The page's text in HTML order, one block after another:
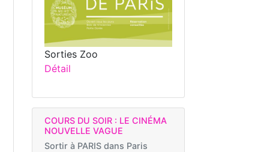
Sorties Zoo
Détail
COURS DU SOIR : LE CINÉMA
NOUVELLE VAGUE
Sortir à PARIS dans Paris